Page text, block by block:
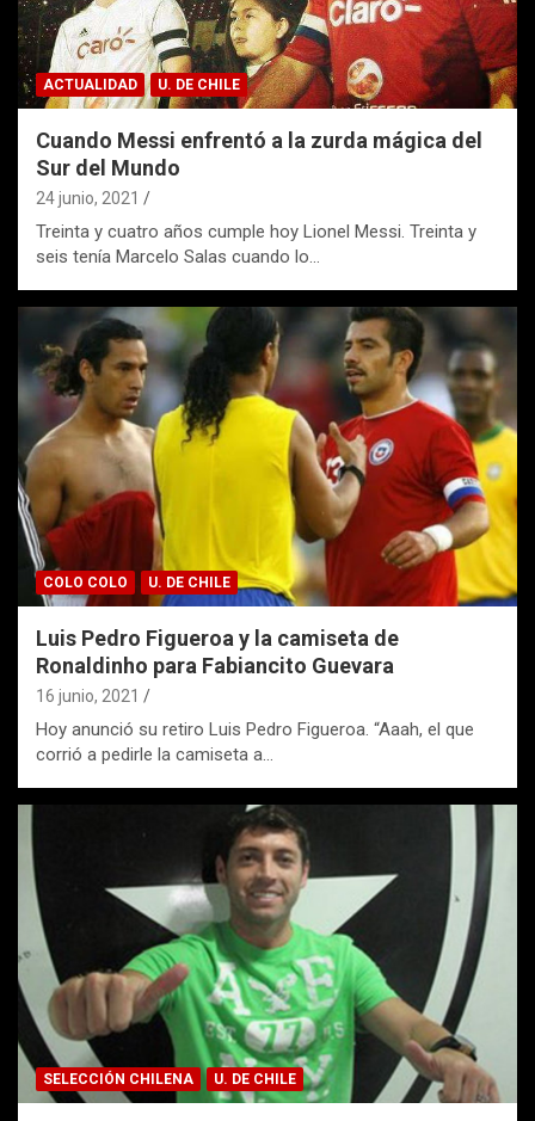
ACTUALIDAD U. DE CHILE
Cuando Messi enfrentó a la zurda mágica del
Sur del Mundo
24 junio, 2021
Treinta y cuatro años cumple hoy Lionel Messi. Treinta y
seis tenía Marcelo Salas cuando lo…
COLO COLO U. DE CHILE
Luis Pedro Figueroa y la camiseta de
Ronaldinho para Fabiancito Guevara
16 junio, 2021
Hoy anunció su retiro Luis Pedro Figueroa. “Aaah, el que
corrió a pedirle la camiseta a…
SELECCIÓN CHILENA U. DE CHILE